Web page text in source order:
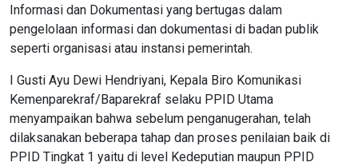
Informasi dan Dokumentasi yang bertugas dalam
pengelolaan informasi dan dokumentasi di badan publik
seperti organisasi atau instansi pemerintah.
I Gusti Ayu Dewi Hendriyani, Kepala Biro Komunikasi
Kemenparekraf/Baparekraf selaku PPID Utama
menyampaikan bahwa sebelum penganugerahan, telah
dilaksanakan beberapa tahap dan proses penilaian baik di
PPID Tingkat 1 yaitu di level Kedeputian maupun PPID